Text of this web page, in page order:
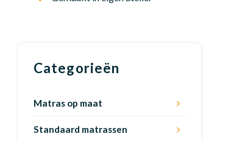
Categorieën
Matras op maat
Standaard matrassen